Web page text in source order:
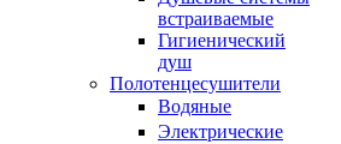
встраиваемые
Гигиенический
душ
Полотенцесушители
ㅤВодяные
ㅤЭлектрические